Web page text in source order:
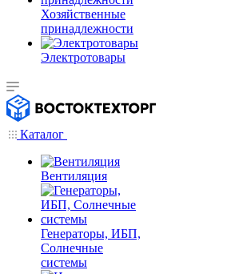
Хозяйственные
принадлежности
Электротовары
Каталог
Вентиляция
Генераторы, ИБП,
Солнечные
системы